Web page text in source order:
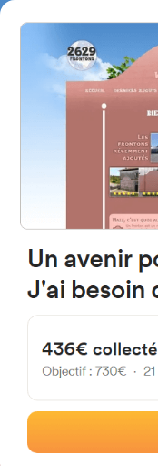
4867
frontons
50291
Localisation